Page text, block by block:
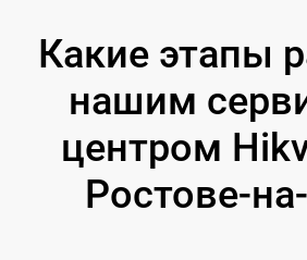
Какие этапы
нашим
центром
Ростове-